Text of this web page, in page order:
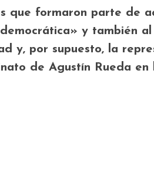
que formaron parte de
y también
y, por supuesto, la
de Agustín Rueda